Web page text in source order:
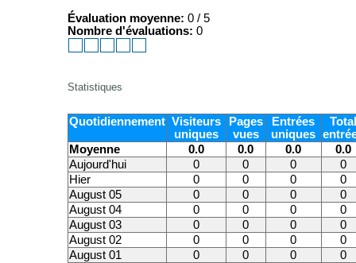
Évaluation moyenne: 0 / 5
Nombre d'évaluations: 0
Statistiques
Quotidiennement Visiteurs
uniques
Pages
vues
Entrées
uniques
Moyenne
0.0 0.0 0.0
0.0
Aujourd'hui
0 0 0
0
Hier
0 0 0
0
August 05
0 0 0
0
August 04
0 0 0
0
August 03
0 0 0
0
August 02
0 0 0
0
August 01
0 0 0
0